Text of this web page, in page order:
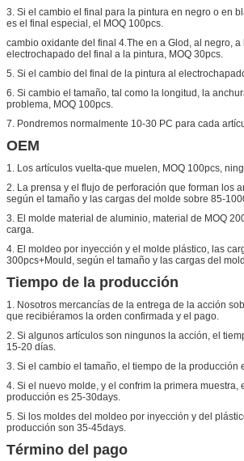
3. Si el cambio el final para la pintura en negro o en
es el final especial, el MOQ 100pcs.
cambio oxidante del final 4.The en a Glod, al negro,
electrochapado del final a la pintura, MOQ 30pcs.
5. Si el cambio del final de la pintura al
6. Si cambio el tamaño, tal como la longitud, la
problema, MOQ 100pcs.
7. Pondremos normalmente 10-30 PC para cada
OEM
1. Los artículos vuelta-que muelen, MOQ 100pcs,
2. La prensa y el flujo de perforación que forman los
según el tamaño y las cargas del molde sobre 85-
3. El molde material de aluminio, material de MOQ
carga.
4. El moldeo por inyección y el molde plástico, las
300pcs+Mould, según el tamaño y las cargas del
Tiempo de la producción
1. Nosotros mercancías de la entrega de la acción
que recibiéramos la orden confirmada y el pago.
2. Si algunos artículos son ningunos la acción, el
15-20 días.
3. Si el cambio el tamaño, el tiempo de la producción
4. Si el nuevo molde, y el confrim la primera muestra,
producción es 25-30days.
5. Si los moldes del moldeo por inyección y del
producción son 35-45days.
Término del pago